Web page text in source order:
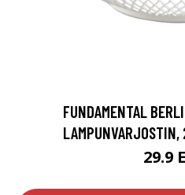
FUNDAMENTAL
29.9